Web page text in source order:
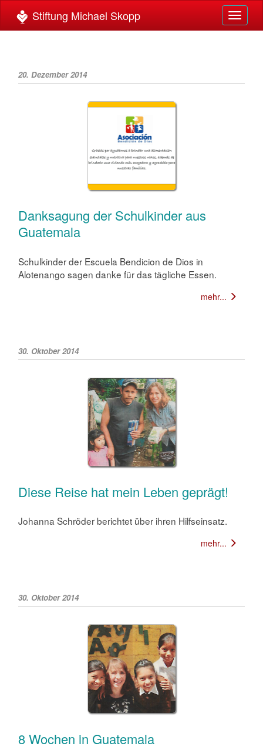
Toggle
20. Dezember 2014
Danksagung der Schulkinder aus
Guatemala
Schulkinder der Escuela Bendicion de Dios in
Alotenango sagen danke für das tägliche Essen.
mehr...
30. Oktober 2014
Diese Reise hat mein Leben geprägt!
Johanna Schröder berichtet über ihren Hilfseinsatz.
mehr...
30. Oktober 2014
8 Wochen in Guatemala